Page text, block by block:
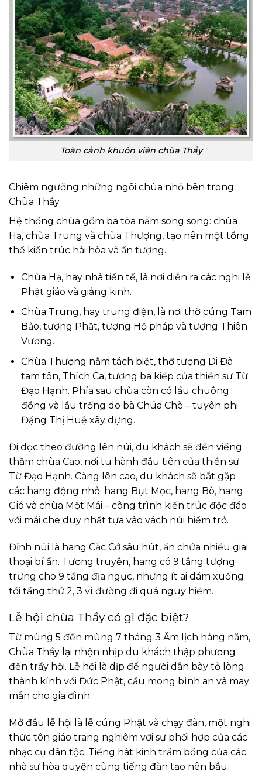
Toàn cảnh khuôn viên chùa Thầy
Chiêm ngưỡng những ngôi chùa nhỏ bên trong
Chùa Thầy
Hệ thống chùa gồm ba tòa nằm song song: chùa
Hạ, chùa Trung và chùa Thượng, tạo nên một tổng
thể kiến trúc hài hòa và ấn tượng.
Chùa Hạ, hay nhà tiền tế, là nơi diễn ra các nghi lễ
Phật giáo và giảng kinh.
Chùa Trung, hay trung điện, là nơi thờ cúng Tam
Bảo, tượng Phật, tượng Hộ pháp và tượng Thiên
Vương.
Chùa Thượng nằm tách biệt, thờ tượng Di Đà
tam tôn, Thích Ca, tượng ba kiếp của thiền sư Từ
Đạo Hạnh. Phía sau chùa còn có lầu chuông
đồng và lầu trống do bà Chúa Chè – tuyên phi
Đặng Thị Huệ xây dựng.
Đi dọc theo đường lên núi, du khách sẽ đến viếng
thăm chùa Cao, nơi tu hành đầu tiên của thiền sư
Từ Đạo Hạnh. Càng lên cao, du khách sẽ bắt gặp
các hang động nhỏ: hang Bụt Mọc, hang Bò, hang
Gió và chùa Một Mái – công trình kiến trúc độc đáo
với mái che duy nhất tựa vào vách núi hiểm trở.
Đỉnh núi là hang Cắc Cớ sâu hút, ẩn chứa nhiều giai
thoại bí ẩn. Tương truyền, hang có 9 tầng tượng
trưng cho 9 tầng địa ngục, nhưng ít ai dám xuống
tới tầng thứ 2, 3 vì đường đi quá nguy hiểm.
Lễ hội chùa Thầy có gì đặc biệt?
Từ mùng 5 đến mùng 7 tháng 3 Âm lịch hàng năm,
Chùa Thầy lại nhộn nhịp du khách thập phương
đến trẩy hội. Lễ hội là dịp để người dân bày tỏ lòng
thành kính với Đức Phật, cầu mong bình an và may
mắn cho gia đình.
Mở đầu lễ hội là lễ cúng Phật và chạy đàn, một nghi
thức tôn giáo trang nghiêm với sự phối hợp của các
nhạc cụ dân tộc. Tiếng hát kinh trầm bổng của các
nhà sư hòa quyện cùng tiếng đàn tạo nên bầu